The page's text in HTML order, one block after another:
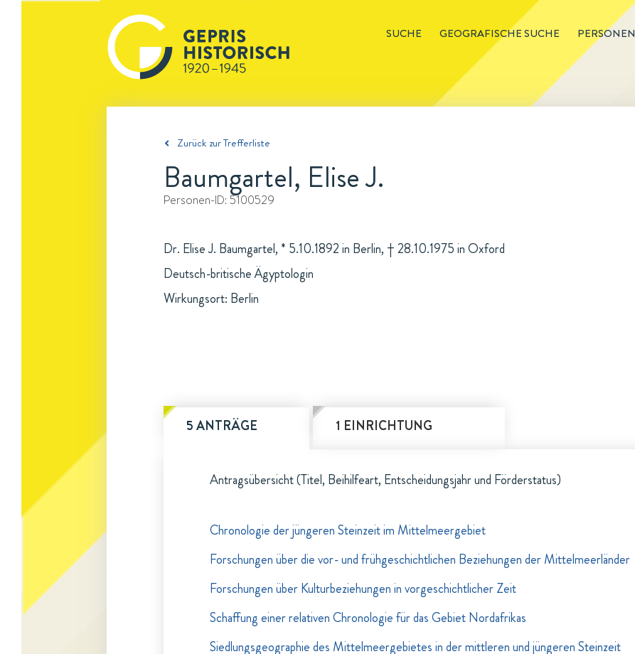
SUCHE GEOGRAFISCHE SUCHE PERSONEN
Zurück zur Trefferliste
Baumgartel, Elise J.
Personen-ID: 5100529
Dr. Elise J. Baumgartel, * 5.10.1892 in Berlin, † 28.10.1975 in Oxford
Deutsch-britische Ägyptologin
Wirkungsort: Berlin
5 ANTRÄGE 1 EINRICHTUNG
Antragsübersicht (Titel, Beihilfeart, Entscheidungsjahr und Förderstatus)
Chronologie der jüngeren Steinzeit im Mittelmeergebiet
Forschungen über die vor- und frühgeschichtlichen Beziehungen der Mittelmeerländer
Forschungen über Kulturbeziehungen in vorgeschichtlicher Zeit
Schaffung einer relativen Chronologie für das Gebiet Nordafrikas
Siedlungsgeographie des Mittelmeergebietes in der mittleren und jüngeren Steinzeit